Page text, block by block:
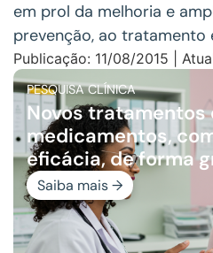
em prol da melhoria e
prevenção, ao tratamento
Publicação: 11/08/2015 |
PESQUISA CLÍNICA
Novos tratamentos
medicamentos,
eficácia, de forma
Saiba mais →